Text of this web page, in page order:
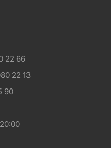
22 66
22 13
90